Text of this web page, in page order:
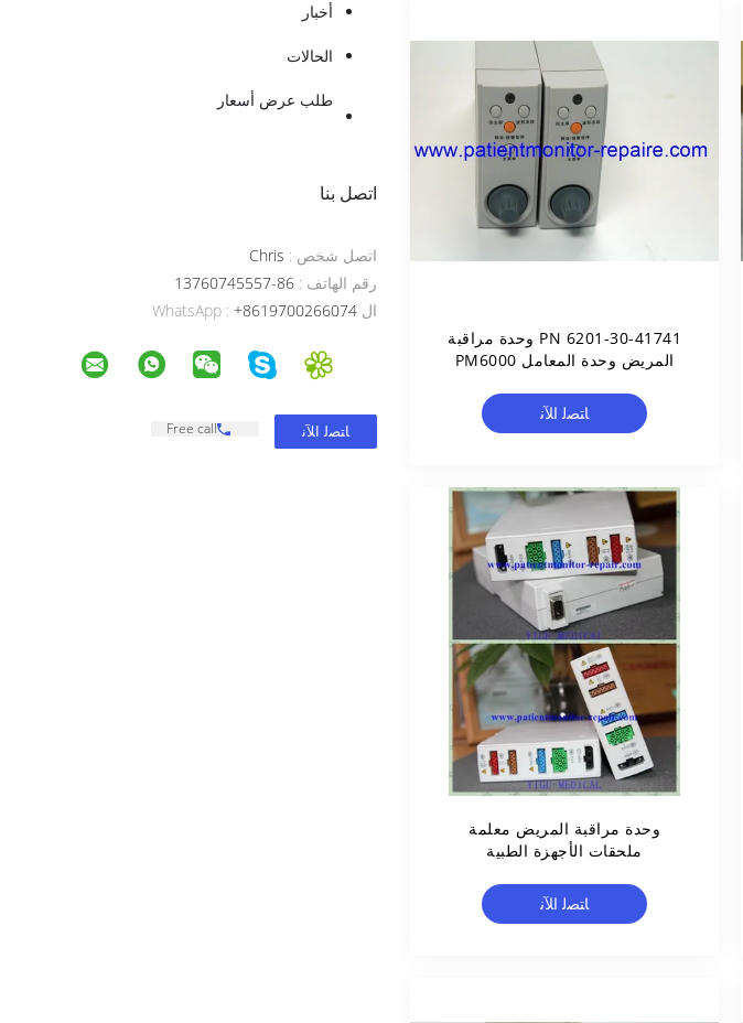
أخبار
الحالات
طلب عرض أسعار
اتصل بنا
اتصل شخص :
رقم الهاتف :
ال WhatsApp : +8619700266074
Free call
PN 6201-30-41741 وحدة مراقبة
المريض وحدة المعامل PM6000
ﺎﺘﺼﻟ ﺍﻶﻧ
وحدة مراقبة المريض معلمة
ملحقات الأجهزة الطبية
ﺎﺘﺼﻟ ﺍﻶﻧ